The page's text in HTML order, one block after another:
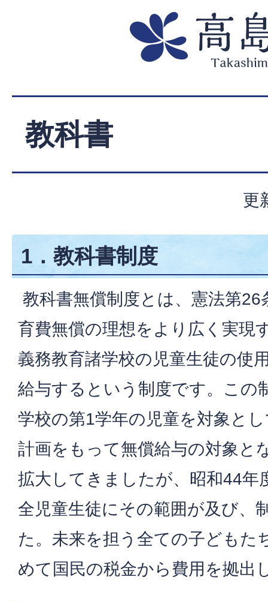
教科書
更
1．教科書制度
教科書無償制度とは、憲法第
育費無償の理想をより広く実現
義務教育諸学校の児童生徒の使
給与するという制度です。この
学校の第1学年の児童を対象と
計画をもって無償給与の対象と
拡大してきましたが、昭和44年
全児童生徒にその範囲が及び、
た。未来を担う全ての子どもた
めて国民の税金から費用を拠出